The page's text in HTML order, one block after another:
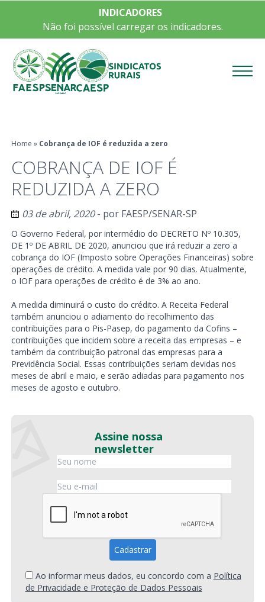
INDICADORES
Não foi possível carregar os indicadores.
Home » Cobrança de IOF é reduzida a zero
COBRANÇA DE IOF É
REDUZIDA A ZERO
03 de abril, 2020- por FAESP/SENAR-SP
O Governo Federal, por intermédio do DECRETO Nº 10.305,
DE 1º DE ABRIL DE 2020, anunciou que irá reduzir a zero a
cobrança do IOF (Imposto sobre Operações Financeiras) sobre
operações de crédito. A medida vale por 90 dias. Atualmente,
o IOF para operações de crédito é de 3% ao ano.
A medida diminuirá o custo do crédito. A Receita Federal
também anunciou o adiamento do recolhimento das
contribuições para o Pis-Pasep, do pagamento da Cofins –
contribuições que incidem sobre a receita das empresas – e
também da contribuição patronal das empresas para a
Previdência Social. Essas contribuições seriam devidas nos
meses de abril e maio, e serão adiadas para pagamento nos
meses de agosto e outubro.
Assine nossa
newsletter
Ao informar meus dados, eu concordo com a Política
de Privacidade e Proteção de Dados Pessoais